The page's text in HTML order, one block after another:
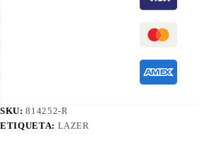
SKU:814252-R
ETIQUETA: LAZER